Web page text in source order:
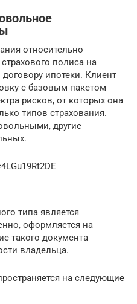
относительно
полиса на
ипотеки. Клиент
с базовым пакетом
рисков, от которых она
типов страхования.
другие
типа является
оформляется на
такого документа
владельца.
на следующие